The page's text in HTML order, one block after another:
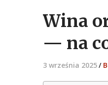
Wina
— na
3 września 2025/